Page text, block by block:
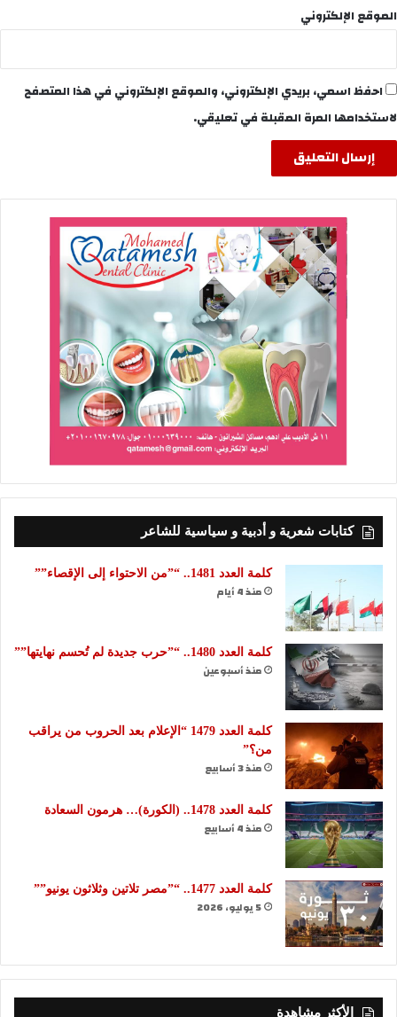
الموقع الإلكتروني
احفظ اسمي، بريدي الإلكتروني، والموقع الإلكتروني في هذا المتصفح
لاستخدامها المرة المقبلة في تعليقي.
كتابات شعرية و أدبية و سياسية للشاعر
كلمة العدد 1481.. “”من الاحتواء إلى الإقصاء””
منذ 4 أيام
كلمة العدد 1480.. “”حرب جديدة لم تُحسم نهايتها””
منذ أسبوعين
كلمة العدد 1479 “الإعلام بعد الحروب من يراقب
من؟”
منذ 3 أسابيع
كلمة العدد 1478.. (الكورة)… هرمون السعادة
منذ 4 أسابيع
كلمة العدد 1477.. “”مصر تلاتين وثلاثون يونيو””
5 يوليو، 2026
الأكثر مشاهدة